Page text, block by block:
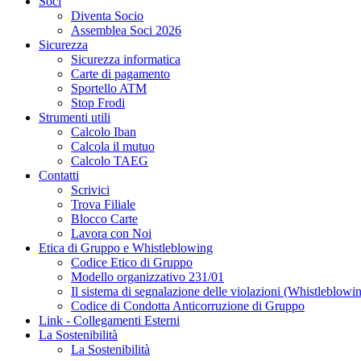
Diventa Socio
Assemblea Soci 2026
Sicurezza
Sicurezza informatica
Carte di pagamento
Sportello ATM
Stop Frodi
Strumenti utili
Calcolo Iban
Calcola il mutuo
Calcolo TAEG
Contatti
Scrivici
Trova Filiale
Blocco Carte
Lavora con Noi
Etica di Gruppo e Whistleblowing
Codice Etico di Gruppo
Modello organizzativo 231/01
Il sistema di segnalazione delle violazioni
Codice di Condotta Anticorruzione di Gruppo
Link - Collegamenti Esterni
La Sostenibilità
La Sostenibilità